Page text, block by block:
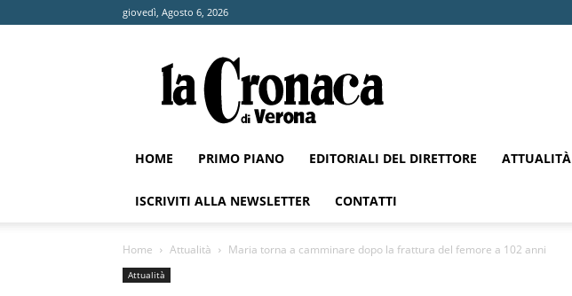
giovedì, Agosto 6, 2026
Cronaca
di
Verona
HOME PRIMO PIANO EDITORIALI DEL DIRETTORE ATTUALITÀ
ISCRIVITI ALLA NEWSLETTER CONTATTI
Home Attualità Maria torna a camminare dopo la frattura del femore a 102 anni
Attualità